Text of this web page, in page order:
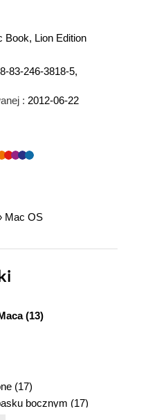
Book, Lion Edition
83-246-3818-5,
: 2012-06-22
Mac OS
(13)
(17)
bocznym (17)